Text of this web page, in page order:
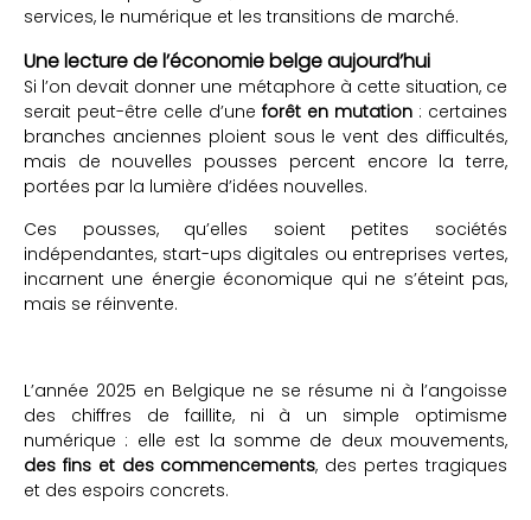
services, le numérique et les transitions de marché.
Une lecture de l’économie belge aujourd’hui
Si l’on devait donner une métaphore à cette situation, ce
serait peut-être celle d’une forêt en mutation : certaines
branches anciennes ploient sous le vent des difficultés,
mais de nouvelles pousses percent encore la terre,
portées par la lumière d’idées nouvelles.
Ces pousses, qu’elles soient petites sociétés
indépendantes, start-ups digitales ou entreprises vertes,
incarnent une énergie économique qui ne s’éteint pas,
mais se réinvente.
L’année 2025 en Belgique ne se résume ni à l’angoisse
des chiffres de faillite, ni à un simple optimisme
numérique : elle est la somme de deux mouvements,
des fins et des commencements, des pertes tragiques
et des espoirs concrets.